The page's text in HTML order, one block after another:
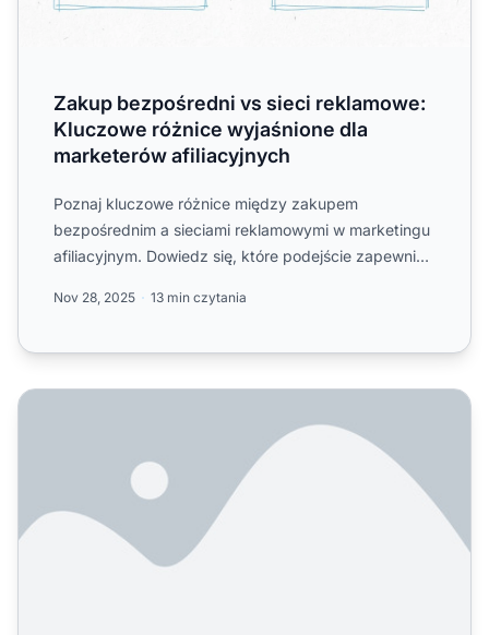
Zakup bezpośredni vs sieci reklamowe:
Kluczowe różnice wyjaśnione dla
marketerów afiliacyjnych
Poznaj kluczowe różnice między zakupem
bezpośrednim a sieciami reklamowymi w marketingu
afiliacyjnym. Dowiedz się, które podejście zapewnia
Nov 28, 2025 13 min czytania
Jakie są główne wyzwania marketingu afiliacyjnego w